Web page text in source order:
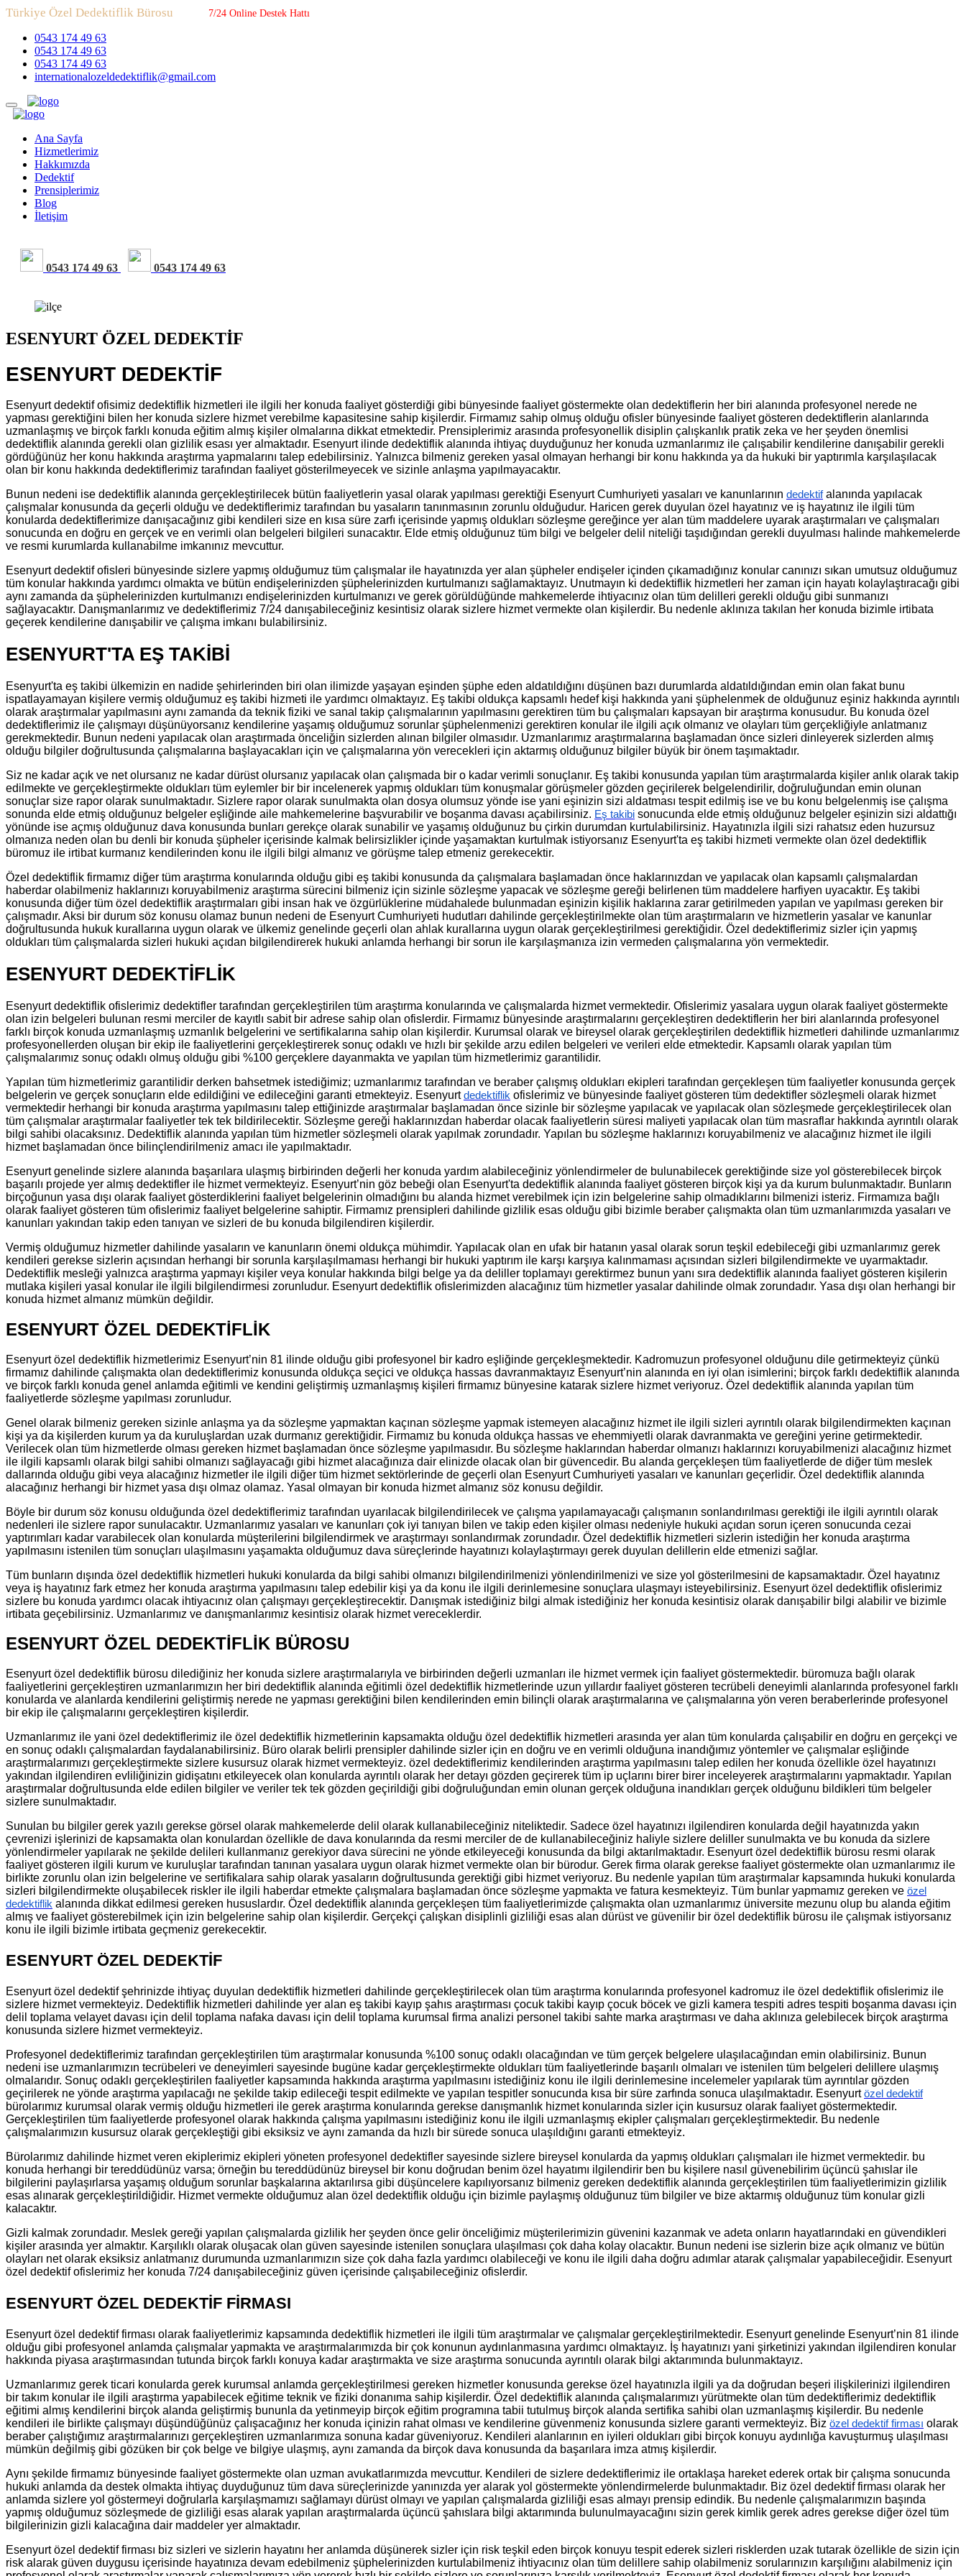
Türkiye Özel Dedektiflik Bürosu 7/24 Online Destek Hattı
0543 174 49 63
0543 174 49 63
0543 174 49 63
internationalozeldedektiflik@gmail.com
Ana Sayfa
Hizmetlerimiz
Hakkımızda
Dedektif
Prensiplerimiz
Blog
İletişim
0543 174 49 63 0543 174 49 63
ESENYURT ÖZEL DEDEKTİF
ESENYURT DEDEKTİF
Esenyurt dedektif ofisimiz dedektiflik hizmetleri ile ilgili her konuda faaliyet gösterdiği gibi bünyesinde faaliyet göstermekte olan dedektiflerin her biri alanında profesyonel nerede ne
yapması gerektiğini bilen her konuda sizlere hizmet verebilme kapasitesine sahip kişilerdir. Firmamız sahip olmuş olduğu ofisler bünyesinde faaliyet gösteren dedektiflerin alanlarında
uzmanlaşmış ve birçok farklı konuda eğitim almış kişiler olmalarına dikkat etmektedir. Prensiplerimiz arasında profesyonellik disiplin çalışkanlık pratik zeka ve her şeyden önemlisi
dedektiflik alanında gerekli olan gizlilik esası yer almaktadır. Esenyurt ilinde dedektiflik alanında ihtiyaç duyduğunuz her konuda uzmanlarımız ile çalışabilir kendilerine danışabilir gerekli
gördüğünüz her konu hakkında araştırma yapmalarını talep edebilirsiniz. Yalnızca bilmeniz gereken yasal olmayan herhangi bir konu hakkında ya da hukuki bir yaptırımla karşılaşılacak
olan bir konu hakkında dedektiflerimiz tarafından faaliyet gösterilmeyecek ve sizinle anlaşma yapılmayacaktır.
Bunun nedeni ise dedektiflik alanında gerçekleştirilecek bütün faaliyetlerin yasal olarak yapılması gerektiği Esenyurt Cumhuriyeti yasaları ve kanunlarının dedektifalanında yapılacak
çalışmalar konusunda da geçerli olduğu ve dedektiflerimiz tarafından bu yasaların tanınmasının zorunlu olduğudur. Haricen gerek duyulan özel hayatınız ve iş hayatınız ile ilgili tüm
konularda dedektiflerimize danışacağınız gibi kendileri size en kısa süre zarfı içerisinde yapmış oldukları sözleşme gereğince yer alan tüm maddelere uyarak araştırmaları ve çalışmaları
sonucunda en doğru en gerçek ve en verimli olan belgeleri bilgileri sunacaktır. Elde etmiş olduğunuz tüm bilgi ve belgeler delil niteliği taşıdığından gerekli duyulması halinde mahkemelerde
ve resmi kurumlarda kullanabilme imkanınız mevcuttur.
Esenyurt dedektif ofisleri bünyesinde sizlere yapmış olduğumuz tüm çalışmalar ile hayatınızda yer alan şüpheler endişeler içinden çıkamadığınız konular canınızı sıkan umutsuz olduğumuz
tüm konular hakkında yardımcı olmakta ve bütün endişelerinizden şüphelerinizden kurtulmanızı sağlamaktayız. Unutmayın ki dedektiflik hizmetleri her zaman için hayatı kolaylaştıracağı gibi
aynı zamanda da şüphelerinizden kurtulmanızı endişelerinizden kurtulmanızı ve gerek görüldüğünde mahkemelerde ihtiyacınız olan tüm delilleri gerekli olduğu gibi sunmanızı
sağlayacaktır. Danışmanlarımız ve dedektiflerimiz 7/24 danışabileceğiniz kesintisiz olarak sizlere hizmet vermekte olan kişilerdir. Bu nedenle aklınıza takılan her konuda bizimle irtibata
geçerek kendilerine danışabilir ve çalışma imkanı bulabilirsiniz.
ESENYURT'TA EŞ TAKİBİ
Esenyurt'ta eş takibi ülkemizin en nadide şehirlerinden biri olan ilimizde yaşayan eşinden şüphe eden aldatıldığını düşünen bazı durumlarda aldatıldığından emin olan fakat bunu
ispatlayamayan kişilere vermiş olduğumuz eş takibi hizmeti ile yardımcı olmaktayız. Eş takibi oldukça kapsamlı hedef kişi hakkında yani şüphelenmek de olduğunuz eşiniz hakkında ayrıntılı
olarak araştırmalar yapılmasını aynı zamanda da teknik fiziki ve sanal takip çalışmalarının yapılmasını gerektiren tüm bu çalışmaları kapsayan bir araştırma konusudur. Bu konuda özel
dedektiflerimiz ile çalışmayı düşünüyorsanız kendilerine yaşamış olduğumuz sorunlar şüphelenmenizi gerektiren konular ile ilgili açık olmanız ve olayları tüm gerçekliğiyle anlatmanız
gerekmektedir. Bunun nedeni yapılacak olan araştırmada önceliğin sizlerden alınan bilgiler olmasıdır. Uzmanlarımız araştırmalarına başlamadan önce sizleri dinleyerek sizlerden almış
olduğu bilgiler doğrultusunda çalışmalarına başlayacakları için ve çalışmalarına yön verecekleri için aktarmış olduğunuz bilgiler büyük bir önem taşımaktadır.
Siz ne kadar açık ve net olursanız ne kadar dürüst olursanız yapılacak olan çalışmada bir o kadar verimli sonuçlanır. Eş takibi konusunda yapılan tüm araştırmalarda kişiler anlık olarak takip
edilmekte ve gerçekleştirmekte oldukları tüm eylemler bir bir incelenerek yapmış oldukları tüm konuşmalar görüşmeler gözden geçirilerek belgelendirilir, doğruluğundan emin olunan
sonuçlar size rapor olarak sunulmaktadır. Sizlere rapor olarak sunulmakta olan dosya olumsuz yönde ise yani eşinizin sizi aldatması tespit edilmiş ise ve bu konu belgelenmiş ise çalışma
sonunda elde etmiş olduğunuz belgeler eşliğinde aile mahkemelerine başvurabilir ve boşanma davası açabilirsiniz. Eş takibi sonucunda elde etmiş olduğunuz belgeler eşinizin sizi aldattığı
yönünde ise açmış olduğunuz dava konusunda bunları gerekçe olarak sunabilir ve yaşamış olduğunuz bu çirkin durumdan kurtulabilirsiniz. Hayatınızla ilgili sizi rahatsız eden huzursuz
olmanıza neden olan bu denli bir konuda şüpheler içerisinde kalmak belirsizlikler içinde yaşamaktan kurtulmak istiyorsanız Esenyurt'ta eş takibi hizmeti vermekte olan özel dedektiflik
büromuz ile irtibat kurmanız kendilerinden konu ile ilgili bilgi almanız ve görüşme talep etmeniz gerekecektir.
Özel dedektiflik firmamız diğer tüm araştırma konularında olduğu gibi eş takibi konusunda da çalışmalara başlamadan önce haklarınızdan ve yapılacak olan kapsamlı çalışmalardan
haberdar olabilmeniz haklarınızı koruyabilmeniz araştırma sürecini bilmeniz için sizinle sözleşme yapacak ve sözleşme gereği belirlenen tüm maddelere harfiyen uyacaktır. Eş takibi
konusunda diğer tüm özel dedektiflik araştırmaları gibi insan hak ve özgürlüklerine müdahalede bulunmadan eşinizin kişilik haklarına zarar getirilmeden yapılan ve yapılması gereken bir
çalışmadır. Aksi bir durum söz konusu olamaz bunun nedeni de Esenyurt Cumhuriyeti hudutları dahilinde gerçekleştirilmekte olan tüm araştırmaların ve hizmetlerin yasalar ve kanunlar
doğrultusunda hukuk kurallarına uygun olarak ve ülkemiz genelinde geçerli olan ahlak kurallarına uygun olarak gerçekleştirilmesi gerektiğidir. Özel dedektiflerimiz sizler için yapmış
oldukları tüm çalışmalarda sizleri hukuki açıdan bilgilendirerek hukuki anlamda herhangi bir sorun ile karşılaşmanıza izin vermeden çalışmalarına yön vermektedir.
ESENYURT DEDEKTİFLİK
Esenyurt dedektiflik ofislerimiz dedektifler tarafından gerçekleştirilen tüm araştırma konularında ve çalışmalarda hizmet vermektedir. Ofislerimiz yasalara uygun olarak faaliyet göstermekte
olan izin belgeleri bulunan resmi merciler de kayıtlı sabit bir adrese sahip olan ofislerdir. Firmamız bünyesinde araştırmalarını gerçekleştiren dedektiflerin her biri alanlarında profesyonel
farklı birçok konuda uzmanlaşmış uzmanlık belgelerini ve sertifikalarına sahip olan kişilerdir. Kurumsal olarak ve bireysel olarak gerçekleştirilen dedektiflik hizmetleri dahilinde uzmanlarımız
profesyonellerden oluşan bir ekip ile faaliyetlerini gerçekleştirerek sonuç odaklı ve hızlı bir şekilde arzu edilen belgeleri ve verileri elde etmektedir. Kapsamlı olarak yapılan tüm
çalışmalarımız sonuç odaklı olmuş olduğu gibi %100 gerçeklere dayanmakta ve yapılan tüm hizmetlerimiz garantilidir.
Yapılan tüm hizmetlerimiz garantilidir derken bahsetmek istediğimiz; uzmanlarımız tarafından ve beraber çalışmış oldukları ekipleri tarafından gerçekleşen tüm faaliyetler konusunda gerçek
belgelerin ve gerçek sonuçların elde edildiğini ve edileceğini garanti etmekteyiz. Esenyurtdedektiflik ofislerimiz ve bünyesinde faaliyet gösteren tüm dedektifler sözleşmeli olarak hizmet
vermektedir herhangi bir konuda araştırma yapılmasını talep ettiğinizde araştırmalar başlamadan önce sizinle bir sözleşme yapılacak ve yapılacak olan sözleşmede gerçekleştirilecek olan
tüm çalışmalar araştırmalar faaliyetler tek tek bildirilecektir. Sözleşme gereği haklarınızdan haberdar olacak faaliyetlerin süresi maliyeti yapılacak olan tüm masraflar hakkında ayrıntılı olarak
bilgi sahibi olacaksınız. Dedektiflik alanında yapılan tüm hizmetler sözleşmeli olarak yapılmak zorundadır. Yapılan bu sözleşme haklarınızı koruyabilmeniz ve alacağınız hizmet ile ilgili
hizmet başlamadan önce bilinçlendirilmeniz amacı ile yapılmaktadır.
Esenyurt genelinde sizlere alanında başarılara ulaşmış birbirinden değerli her konuda yardım alabileceğiniz yönlendirmeler de bulunabilecek gerektiğinde size yol gösterebilecek birçok
başarılı projede yer almış dedektifler ile hizmet vermekteyiz. Esenyurt’nin göz bebeği olan Esenyurt'ta dedektiflik alanında faaliyet gösteren birçok kişi ya da kurum bulunmaktadır. Bunların
birçoğunun yasa dışı olarak faaliyet gösterdiklerini faaliyet belgelerinin olmadığını bu alanda hizmet verebilmek için izin belgelerine sahip olmadıklarını bilmenizi isteriz. Firmamıza bağlı
olarak faaliyet gösteren tüm ofislerimiz faaliyet belgelerine sahiptir. Firmamız prensipleri dahilinde gizlilik esas olduğu gibi bizimle beraber çalışmakta olan tüm uzmanlarımızda yasaları ve
kanunları yakından takip eden tanıyan ve sizleri de bu konuda bilgilendiren kişilerdir.
Vermiş olduğumuz hizmetler dahilinde yasaların ve kanunların önemi oldukça mühimdir. Yapılacak olan en ufak bir hatanın yasal olarak sorun teşkil edebileceği gibi uzmanlarımız gerek
kendileri gerekse sizlerin açısından herhangi bir sorunla karşılaşılmaması herhangi bir hukuki yaptırım ile karşı karşıya kalınmaması açısından sizleri bilgilendirmekte ve uyarmaktadır.
Dedektiflik mesleği yalnızca araştırma yapmayı kişiler veya konular hakkında bilgi belge ya da deliller toplamayı gerektirmez bunun yanı sıra dedektiflik alanında faaliyet gösteren kişilerin
mutlaka kişileri yasal konular ile ilgili bilgilendirmesi zorunludur. Esenyurt dedektiflik ofislerimizden alacağınız tüm hizmetler yasalar dahilinde olmak zorundadır. Yasa dışı olan herhangi bir
konuda hizmet almanız mümkün değildir.
ESENYURT ÖZEL DEDEKTİFLİK
Esenyurt özel dedektiflik hizmetlerimiz Esenyurt’nin 81 ilinde olduğu gibi profesyonel bir kadro eşliğinde gerçekleşmektedir. Kadromuzun profesyonel olduğunu dile getirmekteyiz çünkü
firmamız dahilinde çalışmakta olan dedektiflerimiz konusunda oldukça seçici ve oldukça hassas davranmaktayız Esenyurt’nin alanında en iyi olan isimlerini; birçok farklı dedektiflik alanında
ve birçok farklı konuda genel anlamda eğitimli ve kendini geliştirmiş uzmanlaşmış kişileri firmamız bünyesine katarak sizlere hizmet veriyoruz. Özel dedektiflik alanında yapılan tüm
faaliyetlerde sözleşme yapılması zorunludur.
Genel olarak bilmeniz gereken sizinle anlaşma ya da sözleşme yapmaktan kaçınan sözleşme yapmak istemeyen alacağınız hizmet ile ilgili sizleri ayrıntılı olarak bilgilendirmekten kaçınan
kişi ya da kişilerden kurum ya da kuruluşlardan uzak durmanız gerektiğidir. Firmamız bu konuda oldukça hassas ve ehemmiyetli olarak davranmakta ve gereğini yerine getirmektedir.
Verilecek olan tüm hizmetlerde olması gereken hizmet başlamadan önce sözleşme yapılmasıdır. Bu sözleşme haklarından haberdar olmanızı haklarınızı koruyabilmenizi alacağınız hizmet
ile ilgili kapsamlı olarak bilgi sahibi olmanızı sağlayacağı gibi hizmet alacağınıza dair elinizde olacak olan bir güvencedir. Bu alanda gerçekleşen tüm faaliyetlerde de diğer tüm meslek
dallarında olduğu gibi veya alacağınız hizmetler ile ilgili diğer tüm hizmet sektörlerinde de geçerli olan Esenyurt Cumhuriyeti yasaları ve kanunları geçerlidir. Özel dedektiflik alanında
alacağınız herhangi bir hizmet yasa dışı olmaz olamaz. Yasal olmayan bir konuda hizmet almanız söz konusu değildir.
Böyle bir durum söz konusu olduğunda özel dedektiflerimiz tarafından uyarılacak bilgilendirilecek ve çalışma yapılamayacağı çalışmanın sonlandırılması gerektiği ile ilgili ayrıntılı olarak
nedenleri ile sizlere rapor sunulacaktır. Uzmanlarımız yasaları ve kanunları çok iyi tanıyan bilen ve takip eden kişiler olması nedeniyle hukuki açıdan sorun içeren sonucunda cezai
yaptırımları kadar varabilecek olan konularda müşterilerini bilgilendirmek ve araştırmayı sonlandırmak zorundadır. Özel dedektiflik hizmetleri sizlerin istediğin her konuda araştırma
yapılmasını istenilen tüm sonuçları ulaşılmasını yaşamakta olduğumuz dava süreçlerinde hayatınızı kolaylaştırmayı gerek duyulan delillerin elde etmenizi sağlar.
Tüm bunların dışında özel dedektiflik hizmetleri hukuki konularda da bilgi sahibi olmanızı bilgilendirilmenizi yönlendirilmenizi ve size yol gösterilmesini de kapsamaktadır. Özel hayatınız
veya iş hayatınız fark etmez her konuda araştırma yapılmasını talep edebilir kişi ya da konu ile ilgili derinlemesine sonuçlara ulaşmayı isteyebilirsiniz. Esenyurt özel dedektiflik ofislerimiz
sizlere bu konuda yardımcı olacak ihtiyacınız olan çalışmayı gerçekleştirecektir. Danışmak istediğiniz bilgi almak istediğiniz her konuda kesintisiz olarak danışabilir bilgi alabilir ve bizimle
irtibata geçebilirsiniz. Uzmanlarımız ve danışmanlarımız kesintisiz olarak hizmet vereceklerdir.
ESENYURT ÖZEL DEDEKTİFLİK BÜROSU
Esenyurt özel dedektiflik bürosu dilediğiniz her konuda sizlere araştırmalarıyla ve birbirinden değerli uzmanları ile hizmet vermek için faaliyet göstermektedir. büromuza bağlı olarak
faaliyetlerini gerçekleştiren uzmanlarımızın her biri dedektiflik alanında eğitimli özel dedektiflik hizmetlerinde uzun yıllardır faaliyet gösteren tecrübeli deneyimli alanlarında profesyonel farklı
konularda ve alanlarda kendilerini geliştirmiş nerede ne yapması gerektiğini bilen kendilerinden emin bilinçli olarak araştırmalarına ve çalışmalarına yön veren beraberlerinde profesyonel
bir ekip ile çalışmalarını gerçekleştiren kişilerdir.
Uzmanlarımız ile yani özel dedektiflerimiz ile özel dedektiflik hizmetlerinin kapsamakta olduğu özel dedektiflik hizmetleri arasında yer alan tüm konularda çalışabilir en doğru en gerçekçi ve
en sonuç odaklı çalışmalardan faydalanabilirsiniz. Büro olarak belirli prensipler dahilinde sizler için en doğru ve en verimli olduğuna inandığımız yöntemler ve çalışmalar eşliğinde
araştırmalarımızı gerçekleştirmekte sizlere kusursuz olarak hizmet vermekteyiz. özel dedektiflerimiz kendilerinden araştırma yapılmasını talep edilen her konuda özellikle özel hayatınızı
yakından ilgilendiren evliliğinizin gidişatını etkileyecek olan konularda ayrıntılı olarak her detayı gözden geçirerek tüm ip uçlarını birer birer inceleyerek araştırmalarını yapmaktadır. Yapılan
araştırmalar doğrultusunda elde edilen bilgiler ve veriler tek tek gözden geçirildiği gibi doğruluğundan emin olunan gerçek olduğuna inandıkları gerçek olduğunu bildikleri tüm belgeler
sizlere sunulmaktadır.
Sunulan bu bilgiler gerek yazılı gerekse görsel olarak mahkemelerde delil olarak kullanabileceğiniz niteliktedir. Sadece özel hayatınızı ilgilendiren konularda değil hayatınızda yakın
çevrenizi işlerinizi de kapsamakta olan konulardan özellikle de dava konularında da resmi merciler de de kullanabileceğiniz haliyle sizlere deliller sunulmakta ve bu konuda da sizlere
yönlendirmeler yapılarak ne şekilde delileri kullanmanız gerekiyor dava sürecini ne yönde etkileyeceği konusunda da bilgi aktarılmaktadır. Esenyurt özel dedektiflik bürosu resmi olarak
faaliyet gösteren ilgili kurum ve kuruluşlar tarafından tanınan yasalara uygun olarak hizmet vermekte olan bir bürodur. Gerek firma olarak gerekse faaliyet göstermekte olan uzmanlarımız ile
birlikte zorunlu olan izin belgelerine ve sertifikalara sahip olarak yasaların doğrultusunda gerektiği gibi hizmet veriyoruz. Bu nedenle yapılan tüm araştırmalar kapsamında hukuki konularda
sizleri bilgilendirmekte oluşabilecek riskler ile ilgili haberdar etmekte çalışmalara başlamadan önce sözleşme yapmakta ve fatura kesmekteyiz. Tüm bunlar yapmamız gereken ve özel
dedektiflik alanında dikkat edilmesi gereken hususlardır. Özel dedektiflik alanında gerçekleşen tüm faaliyetlerimizde çalışmakta olan uzmanlarımız üniversite mezunu olup bu alanda eğitim
almış ve faaliyet gösterebilmek için izin belgelerine sahip olan kişilerdir. Gerçekçi çalışkan disiplinli gizliliği esas alan dürüst ve güvenilir bir özel dedektiflik bürosu ile çalışmak istiyorsanız
konu ile ilgili bizimle irtibata geçmeniz gerekecektir.
ESENYURT ÖZEL DEDEKTİF
Esenyurt özel dedektif şehrinizde ihtiyaç duyulan dedektiflik hizmetleri dahilinde gerçekleştirilecek olan tüm araştırma konularında profesyonel kadromuz ile özel dedektiflik ofislerimiz ile
sizlere hizmet vermekteyiz. Dedektiflik hizmetleri dahilinde yer alan eş takibi kayıp şahıs araştırması çocuk takibi kayıp çocuk böcek ve gizli kamera tespiti adres tespiti boşanma davası için
delil toplama velayet davası için delil toplama nafaka davası için delil toplama kurumsal firma analizi personel takibi sahte marka araştırması ve daha aklınıza gelebilecek birçok araştırma
konusunda sizlere hizmet vermekteyiz.
Profesyonel dedektiflerimiz tarafından gerçekleştirilen tüm araştırmalar konusunda %100 sonuç odaklı olacağından ve tüm gerçek belgelere ulaşılacağından emin olabilirsiniz. Bunun
nedeni ise uzmanlarımızın tecrübeleri ve deneyimleri sayesinde bugüne kadar gerçekleştirmekte oldukları tüm faaliyetlerinde başarılı olmaları ve istenilen tüm belgeleri delillere ulaşmış
olmalarıdır. Sonuç odaklı gerçekleştirilen faaliyetler kapsamında hakkında araştırma yapılmasını istediğiniz konu ile ilgili derinlemesine incelemeler yapılarak tüm ayrıntılar gözden
geçirilerek ne yönde araştırma yapılacağı ne şekilde takip edileceği tespit edilmekte ve yapılan tespitler sonucunda kısa bir süre zarfında sonuca ulaşılmaktadır. Esenyurtözel dedektif
bürolarımız kurumsal olarak vermiş olduğu hizmetleri ile gerek araştırma konularında gerekse danışmanlık hizmet konularında sizler için kusursuz olarak faaliyet göstermektedir.
Gerçekleştirilen tüm faaliyetlerde profesyonel olarak hakkında çalışma yapılmasını istediğiniz konu ile ilgili uzmanlaşmış ekipler çalışmaları gerçekleştirmektedir. Bu nedenle
çalışmalarımızın kusursuz olarak gerçekleştiği gibi eksiksiz ve aynı zamanda da hızlı bir sürede sonuca ulaşıldığını garanti etmekteyiz.
Bürolarımız dahilinde hizmet veren ekiplerimiz ekipleri yöneten profesyonel dedektifler sayesinde sizlere bireysel konularda da yapmış oldukları çalışmaları ile hizmet vermektedir. bu
konuda herhangi bir tereddüdünüz varsa; örneğin bu tereddüdünüz bireysel bir konu doğrudan benim özel hayatımı ilgilendirir ben bu kişilere nasıl güvenebilirim üçüncü şahıslar ile
bilgilerini paylaşırlarsa yaşamış olduğum sorunlar başkalarına aktarılırsa gibi düşüncelere kapılıyorsanız bilmeniz gereken dedektiflik alanında gerçekleştirilen tüm faaliyetlerimizin gizlilik
esas alınarak gerçekleştirildiğidir. Hizmet vermekte olduğumuz alan özel dedektiflik olduğu için bizimle paylaşmış olduğunuz tüm bilgiler ve bize aktarmış olduğunuz tüm konular gizli
kalacaktır.
Gizli kalmak zorundadır. Meslek gereği yapılan çalışmalarda gizlilik her şeyden önce gelir önceliğimiz müşterilerimizin güvenini kazanmak ve adeta onların hayatlarındaki en güvendikleri
kişiler arasında yer almaktır. Karşılıklı olarak oluşacak olan güven sayesinde istenilen sonuçlara ulaşılması çok daha kolay olacaktır. Bunun nedeni ise sizlerin bize açık olmanız ve bütün
olayları net olarak eksiksiz anlatmanız durumunda uzmanlarımızın size çok daha fazla yardımcı olabileceği ve konu ile ilgili daha doğru adımlar atarak çalışmalar yapabileceğidir. Esenyurt
özel dedektif ofislerimiz her konuda 7/24 danışabileceğiniz güven içerisinde çalışabileceğiniz ofislerdir.
ESENYURT ÖZEL DEDEKTİF FİRMASI
Esenyurt özel dedektif firması olarak faaliyetlerimiz kapsamında dedektiflik hizmetleri ile ilgili tüm araştırmalar ve çalışmalar gerçekleştirilmektedir. Esenyurt genelinde Esenyurt’nin 81 ilinde
olduğu gibi profesyonel anlamda çalışmalar yapmakta ve araştırmalarımızda bir çok konunun aydınlanmasına yardımcı olmaktayız. İş hayatınızı yani şirketinizi yakından ilgilendiren konular
hakkında piyasa araştırmasından tutunda birçok farklı konuya kadar araştırmakta ve size araştırma sonucunda ayrıntılı olarak bilgi aktarımında bulunmaktayız.
Uzmanlarımız gerek ticari konularda gerek kurumsal anlamda gerçekleştirilmesi gereken hizmetler konusunda gerekse özel hayatınızla ilgili ya da doğrudan beşeri ilişkilerinizi ilgilendiren
bir takım konular ile ilgili araştırma yapabilecek eğitime teknik ve fiziki donanıma sahip kişilerdir. Özel dedektiflik alanında çalışmalarımızı yürütmekte olan tüm dedektiflerimiz dedektiflik
eğitimi almış kendilerini birçok alanda geliştirmiş bununla da yetinmeyip birçok eğitim programına tabii tutulmuş birçok alanda sertifika sahibi olan uzmanlaşmış kişilerdir. Bu nedenle
kendileri ile birlikte çalışmayı düşündüğünüz çalışacağınız her konuda içinizin rahat olması ve kendilerine güvenmeniz konusunda sizlere garanti vermekteyiz. Biz özel dedektif firması olarak
beraber çalıştığımız araştırmalarınızı gerçekleştiren uzmanlarımıza sonuna kadar güveniyoruz. Kendileri alanlarının en iyileri oldukları gibi birçok konuyu aydınlığa kavuşturmuş ulaşılması
mümkün değilmiş gibi gözüken bir çok belge ve bilgiye ulaşmış, aynı zamanda da birçok dava konusunda da başarılara imza atmış kişilerdir.
Aynı şekilde firmamız bünyesinde faaliyet göstermekte olan uzman avukatlarımızda mevcuttur. Kendileri de sizlere dedektiflerimiz ile ortaklaşa hareket ederek ortak bir çalışma sonucunda
hukuki anlamda da destek olmakta ihtiyaç duyduğunuz tüm dava süreçlerinizde yanınızda yer alarak yol göstermekte yönlendirmelerde bulunmaktadır. Biz özel dedektif firması olarak her
anlamda sizlere yol göstermeyi doğrularla karşılaşmamızı sağlamayı dürüst olmayı ve yapılan çalışmalarda gizliliği esas almayı prensip edindik. Bu nedenle çalışmalarımızın başında
yapmış olduğumuz sözleşmede de gizliliği esas alarak yapılan araştırmalarda üçüncü şahıslara bilgi aktarımında bulunulmayacağını sizin gerek kimlik gerek adres gerekse diğer özel tüm
bilgilerinizin gizli kalacağına dair maddeler yer almaktadır.
Esenyurt özel dedektif firması biz sizleri ve sizlerin hayatını her anlamda düşünerek sizler için risk teşkil eden birçok konuyu tespit ederek sizleri risklerden uzak tutarak özellikle de sizin için
risk alarak güven duygusu içerisinde hayatınıza devam edebilmeniz şüphelerinizden kurtulabilmeniz ihtiyacınız olan tüm delillere sahip olabilmeniz sorularınızın karşılığını alabilmeniz için